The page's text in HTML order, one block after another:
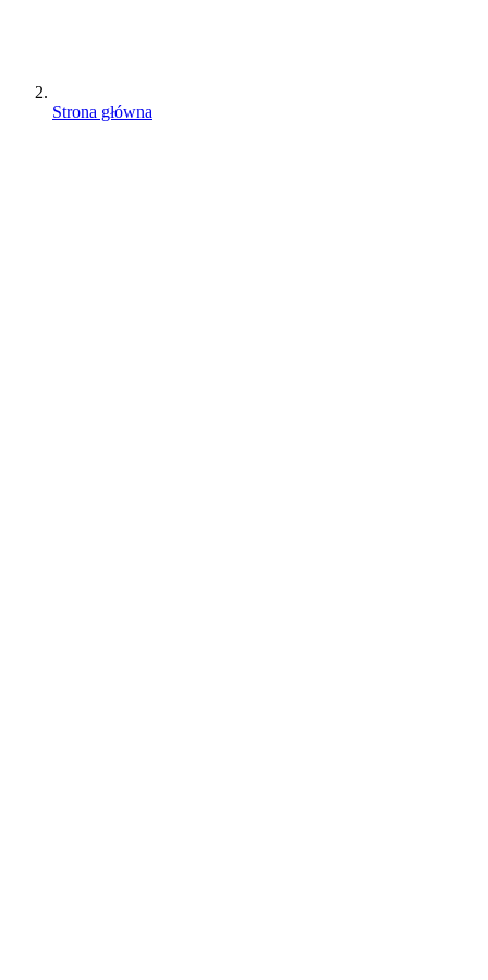
Strona główna